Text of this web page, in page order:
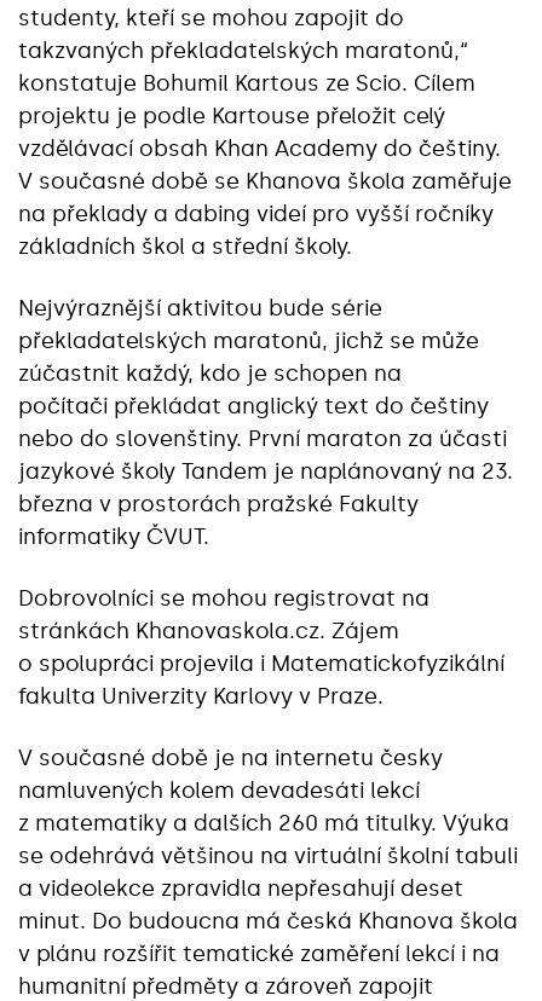
studenty, kteří se mohou zapojit do
takzvaných překladatelských maratonů,“
konstatuje Bohumil Kartous ze Scio. Cílem
projektu je podle Kartouse přeložit celý
vzdělávací obsah Khan Academy do češtiny.
V současné době se Khanova škola zaměřuje
na překlady a dabing videí pro vyšší ročníky
základních škol a střední školy.
Nejvýraznější aktivitou bude série
překladatelských maratonů, jichž se může
zúčastnit každý, kdo je schopen na
počítači překládat anglický text do češtiny
nebo do slovenštiny. První maraton za účasti
jazykové školy Tandem je naplánovaný na 23.
března v prostorách pražské Fakulty
informatiky ČVUT.
Dobrovolníci se mohou registrovat na
stránkách Khanovaskola.cz. Zájem
o spolupráci projevila i Matematickofyzikální
fakulta Univerzity Karlovy v Praze.
V současné době je na internetu česky
namluvených kolem devadesáti lekcí
z matematiky a dalších 260 má titulky. Výuka
se odehrává většinou na virtuální školní tabuli
a videolekce zpravidla nepřesahují deset
minut. Do budoucna má česká Khanova škola
v plánu rozšířit tematické zaměření lekcí i na
humanitní předměty a zároveň zapojit